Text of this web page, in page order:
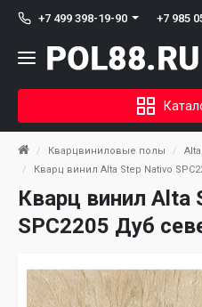
+7 499 398-19-90 +7 985
Кварцвиниловые полы
Кварц винил Alta Step Nativo
Кварц винил Alta
SPC2205 Дуб